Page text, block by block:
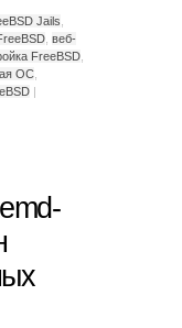
Jails
веб-
FreeBSD
ОС
|